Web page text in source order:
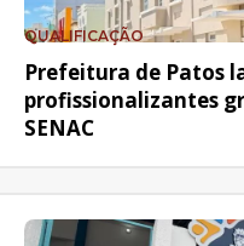
QUALIFICAÇÃO
Prefeitura de Patos
profissionalizantes
SENAC